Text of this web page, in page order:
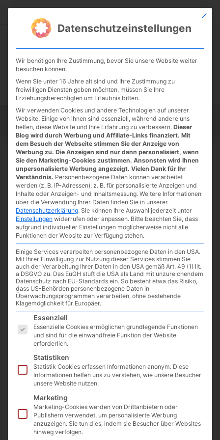
Startseite Tipps Tutorials Tests
Startseite»News
Dune: Spice Wars Early Access
startet am 26.04.2022
23.04.2022/ VonSpoonie/Schreibe einen Kommentar
minute of reading
Spice Warsist ab 26.04.2022 im Early Access verfügbar.
In dem von Funcom entwickelte Spiel geht es um die
Erkundung (explore
Reiches (expand), den Abbau und die Verwertung von
Ressourcen/Dice (exploit), sowie den Triumpf über die Gegner
exterminate). Typisch für ein 4X Game muss es nicht
zwangsläufig über die eigenen Gruppenstärke erfolgen, auch
Mit
Datenschutzeinstellungen
Wir benötigen Ihre Zustimmung, bevor Sie unsere Website weiter
besuchen können.
Wenn Sie unter 16 Jahre alt sind und Ihre Zustimmung zu
freiwilligen Diensten geben möchten, müssen Sie Ihre
Erziehungsberechtigten um Erlaubnis bitten.
Wir verwenden Cookies und andere Technologien auf unserer
Website. Einige von ihnen sind essenziell, während andere uns
helfen, diese Website und Ihre Erfahrung zu verbessern. Dieser
Blog wird durch Werbung und Affiliate-Links finanziert. Mit
dem Besuch der Webseite stimmen Sie der Anzeige von
Werbung zu. Die Anzeigen sind nur dann personalisiert, wenn
Sie den Marketing-Cookies zustimmen. Ansonsten wird Ihnen
unpersonalisierte Werbung angezeigt. Vielen Dank für Ihr
Verständnis. Personenbezogene Daten können verarbeitet
werden (z. B. IP-Adressen), z. B. für personalisierte Anzeigen und
Inhalte oder Anzeigen- und Inhaltsmessung. Weitere Informationen
über die Verwendung Ihrer Daten finden Sie in unserer
Datenschutzerklärung. Sie können Ihre Auswahl jederzeit unter
Einstellungen widerrufen oder anpassen. Bitte beachten Sie, dass
aufgrund individueller Einstellungen möglicherweise nicht alle
Funktionen der Website zur Verfügung stehen.
Einige Services verarbeiten personenbezogene Daten in den USA.
Mit Ihrer Einwilligung zur Nutzung dieser Services stimmen Sie
auch der Verarbeitung Ihrer Daten in den USA gemäß Art. 49 (1) lit.
a DSGVO zu. Das EuGH stuft die USA als Land mit unzureichendem
Datenschutz nach EU-Standards ein. So besteht etwa das Risiko,
dass US-Behörden personenbezogene Daten in
Überwachungsprogrammen verarbeiten, ohne bestehende
Klagemöglichkeit für Europäer.
Es folgt eine Liste der Service-Gruppen, für die eine
Essenziell
Essenzielle Cookies ermöglichen grundlegende Funktionen
und sind für die einwandfreie Funktion der Website
erforderlich.
Statistiken
Statistik Cookies erfassen Informationen anonym. Diese
Informationen helfen uns zu verstehen, wie unsere Besucher
unsere Website nutzen.
Marketing
Marketing-Cookies werden von Drittanbietern oder
Publishern verwendet, um personalisierte Werbung
anzuzeigen. Sie tun dies, indem sie Besucher über Websites
hinweg verfolgen.